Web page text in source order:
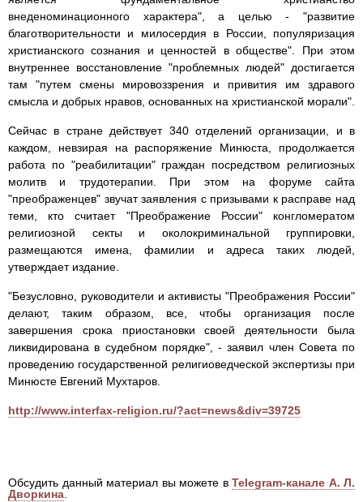
внеденоминационного характера", а целью - "развитие
благотворительности и милосердия в России, популяризация
христианского сознания и ценностей в обществе". При этом
внутреннее восстановление "проблемных людей" достигается
там "путем смены мировоззрения и привития им здравого
смысла и добрых нравов, основанных на христианской морали".
Сейчас в стране действует 340 отделений организации, и в
каждом, невзирая на распоряжение Минюста, продолжается
работа по "реабилитации" граждан посредством религиозных
молитв и трудотерапии. При этом на форуме сайта
"преображенцев" звучат заявления с призывами к расправе над
теми, кто считает "Преображение России" конгломератом
религиозной секты и околокриминальной группировки,
размещаются имена, фамилии и адреса таких людей,
утверждает издание.
"Безусловно, руководители и активисты "Преображения России"
делают, таким образом, все, чтобы организация после
завершения срока приостановки своей деятельности была
ликвидирована в судебном порядке", - заявил член Совета по
проведению государственной религиоведческой экспертизы при
Минюсте Евгений Мухтаров.
http://www.interfax-religion.ru/?act=news&div=39725
Обсудить данный материал вы можете в Telegram-канале А. Л.
Дворкина